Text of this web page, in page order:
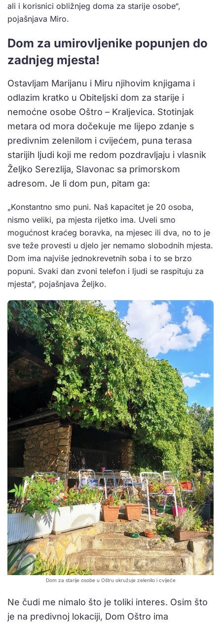
ali i korisnici obližnjeg doma za starije osobe“,
pojašnjava Miro.
Dom za umirovljenike popunjen do
zadnjeg mjesta!
Ostavljam Marijanu i Miru njihovim knjigama i
odlazim kratko u Obiteljski dom za starije i
nemoćne osobe Oštro – Kraljevica. Stotinjak
metara od mora dočekuje me lijepo zdanje s
predivnim zelenilom i cvijećem, puna terasa
starijih ljudi koji me redom pozdravljaju i vlasnik
Željko Serezlija, Slavonac sa primorskom
adresom. Je li dom pun, pitam ga:
„Konstantno smo puni. Naš kapacitet je 20 osoba,
nismo veliki, pa mjesta rijetko ima. Uveli smo
mogućnost kraćeg boravka, na mjesec ili dva, no to je
sve teže provesti u djelo jer nemamo slobodnih mjesta.
Dom ima najviše jednokrevetnih soba i to se brzo
popuni. Svaki dan zvoni telefon i ljudi se raspituju za
mjesta“, pojašnjava Željko.
Dom za starije osobe u Oštru okružuje zelenilo i cvijeće
Ne čudi me nimalo što je toliki interes. Osim što
je na predivnoj lokaciji, Dom Oštro ima